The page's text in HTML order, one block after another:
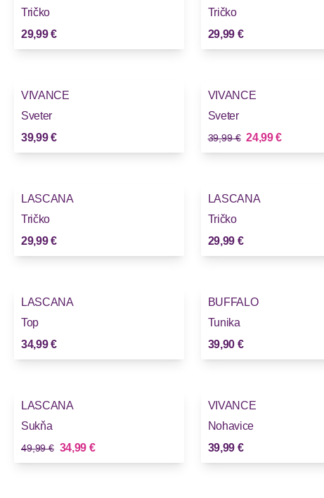
Tričko
29,99 €
Tričko
29,99 €
VIVANCE
Sveter
39,99 €
VIVANCE
Sveter
Stará cena
39,99 € Nová cena
24,99 €
LASCANA
Tričko
29,99 €
LASCANA
Tričko
29,99 €
LASCANA
Top
34,99 €
BUFFALO
Tunika
39,90 €
LASCANA
Sukňa
Stará cena
49,99 € Nová cena
34,99 €
VIVANCE
Nohavice
39,99 €